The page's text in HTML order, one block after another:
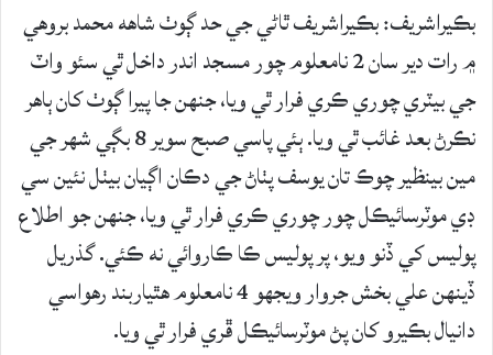
بڪيراشريف: بڪيراشريف ٿاڻي جي حد ڳوٺ شاھه محمد بروهي
۾ رات دير سان 2 نامعلوم چور مسجد اندر داخل ٿي سئو واٽ
جي بيٽري چوري ڪري فرار ٿي ويا، جنهن جا پيرا ڳوٺ کان ٻاهر
نڪرڻ بعد غائب ٿي ويا. ٻئي پاسي صبح سوير 8 بڳي شهر جي
مين بينظير چوڪ تان يوسف پٺاڻ جي دڪان اڳيان بيٺل نئين سي
ڊي موٽرسائيڪل چور چوري ڪري فرار ٿي ويا، جنهن جو اطلاع
پوليس کي ڏنو ويو، پر پوليس ڪا ڪاروائي نه ڪئي. گذريل
ڏينهن علي بخش جروار ويجهو 4 نامعلوم هٿياربند رهواسي
دانيال بڪيرو کان پڻ موٽرسائيڪل ڦري فرار ٿي ويا.